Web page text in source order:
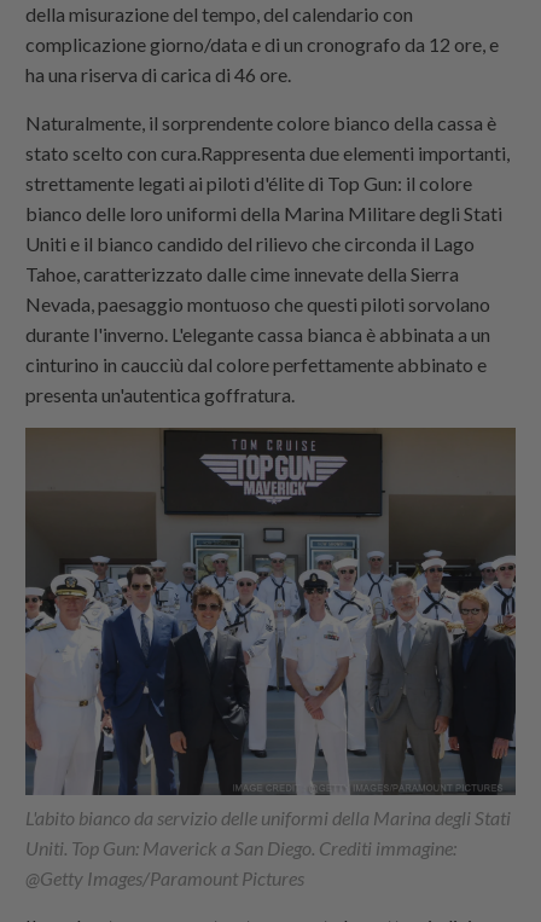
della misurazione del tempo, del calendario con
complicazione giorno/data e di un cronografo da 12 ore, e
ha una riserva di carica di 46 ore.
Naturalmente, il sorprendente colore bianco della cassa è
stato scelto con cura.Rappresenta due elementi importanti,
strettamente legati ai piloti d'élite di Top Gun: il colore
bianco delle loro uniformi della Marina Militare degli Stati
Uniti e il bianco candido del rilievo che circonda il Lago
Tahoe, caratterizzato dalle cime innevate della Sierra
Nevada, paesaggio montuoso che questi piloti sorvolano
durante l'inverno. L'elegante cassa bianca è abbinata a un
cinturino in caucciù dal colore perfettamente abbinato e
presenta un'autentica goffratura.
L'abito bianco da servizio delle uniformi della Marina degli Stati
Uniti. Top Gun: Maverick a San Diego. Crediti immagine:
@Getty Images/Paramount Pictures